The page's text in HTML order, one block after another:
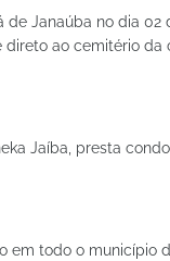
de Janaúba no dia
direto ao cemitério
Jaíba, presta
em todo o município